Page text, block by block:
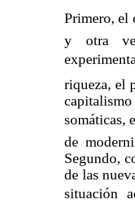
Primero, el
y otra
riqueza, el
de
Segundo,
de las
situación